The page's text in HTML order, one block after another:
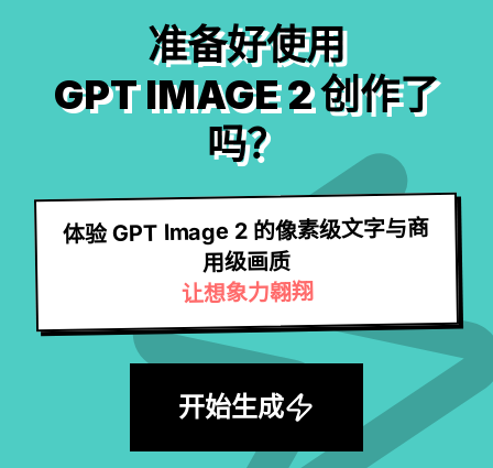
准备好使用
GPT IMAGE 2 创作了
吗？
体验 GPT Image 2 的像素级文字与商
用级画质
让想象力翱翔
开始生成